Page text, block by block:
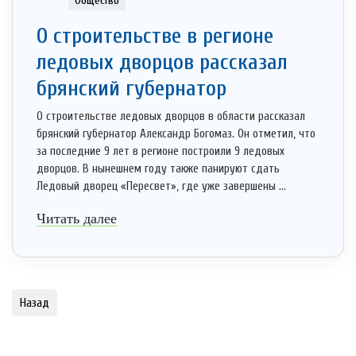
О строительстве в регионе
ледовых дворцов рассказал
брянский губернатор
О строительстве ледовых дворцов в области рассказал
брянский губернатор Александр Богомаз. Он отметил, что
за последние 9 лет в регионе построили 9 ледовых
дворцов. В нынешнем году также панируют сдать
Ледовый дворец «Пересвет», где уже завершены ...
Читать далее
Назад